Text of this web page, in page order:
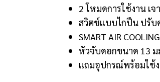
2 โหมดการใช้งาน เจ
สวิตช์แบบไกปืน ปรับ
SMART AIR
หัวจับดอกขนาด 13 ม
แถมอุปกรณ์พร้อมใช้